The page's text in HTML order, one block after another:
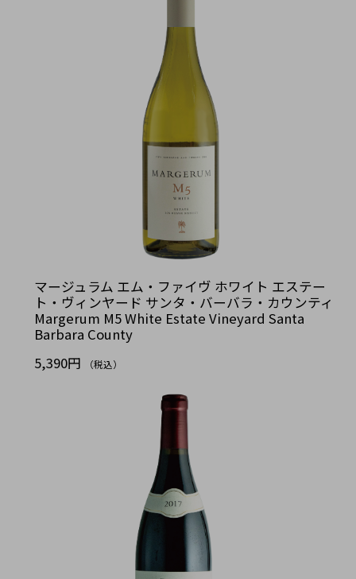
マージュラム エム・ファイヴ ホワイト エステー
ト・ヴィンヤード サンタ・バーバラ・カウンティ
Margerum M5 White Estate Vineyard Santa
Barbara County
5,390円
（税込）